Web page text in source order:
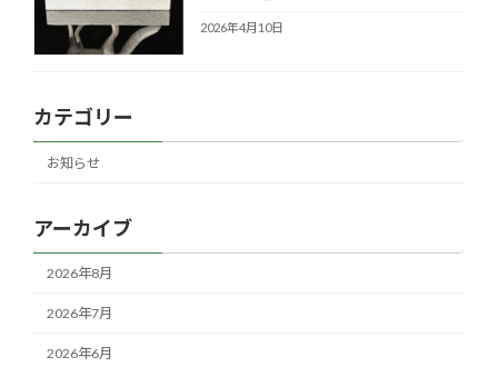
2026年4月10日
カテゴリー
お知らせ
アーカイブ
2026年8月
2026年7月
2026年6月